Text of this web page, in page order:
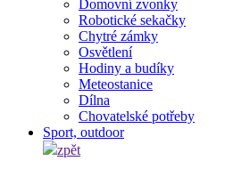
Domovní zvonky
Robotické sekačky
Chytré zámky
Osvětlení
Hodiny a budíky
Meteostanice
Dílna
Chovatelské potřeby
Sport, outdoor
zpět